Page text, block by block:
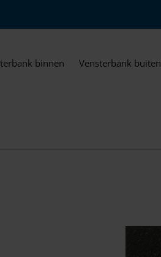
binnen Vensterbank buiten